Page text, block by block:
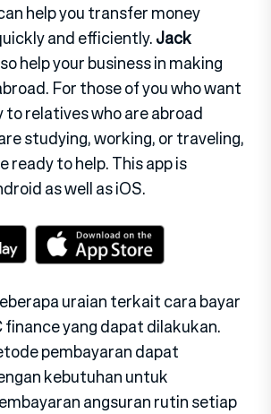
help you transfer money
and efficiently.Jack
help your business in making
For those of you who want
to relatives who are abroad
studying, working, or traveling,
ready to help. This app is
as well as iOS.
uraian terkait cara bayar
finance yang dapat dilakukan.
pembayaran dapat
kebutuhan untuk
angsuran rutin setiap